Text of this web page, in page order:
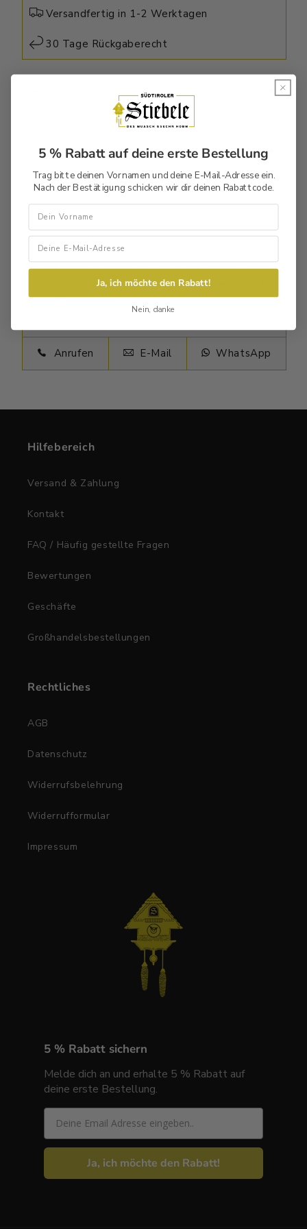
Versandfertig in 1-2 Werktagen
30 Tage Rückgaberecht
Waschtipps
GPSR
Julian ist für dich da!
Habst Du Fragen zu deinem neuen Lieblingsstück?
Ich stehe Dir gerne zur Verfügung und beantworten
Deine Frage gerne.
Anrufen E-Mail WhatsApp
Hilfebereich
Versand & Zahlung
Kontakt
FAQ / Häufig gestellte Fragen
Bewertungen
Geschäfte
Großhandelsbestellungen
Rechtliches
AGB
Datenschutz
Widerrufsbelehrung
Widerrufformular
Impressum
5 % Rabatt sichern
Melde dich an und erhalte 5 % Rabatt auf
deine erste Bestellung.
Email
Ja, ich möchte den Rabatt!
5 % Rabatt auf deine erste Bestellung
Trag bitte deinen Vornamen und deine E-Mail-Adresse ein.
Nach der Bestätigung schicken wir dir deinen Rabattcode.
Vorname
Ja, ich möchte den Rabatt!
Nein, danke